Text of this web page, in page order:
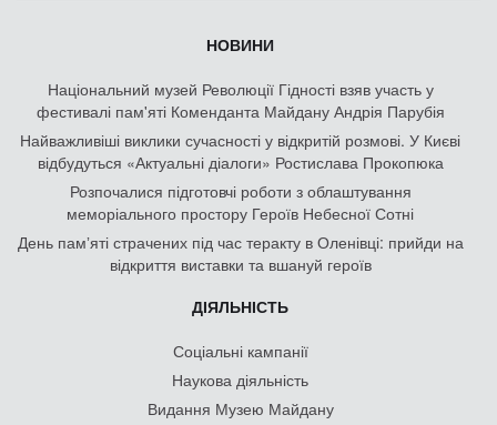
НОВИНИ
Національний музей Революції Гідності взяв участь у
фестивалі пам'яті Коменданта Майдану Андрія Парубія
Найважливіші виклики сучасності у відкритій розмові. У Києві
відбудуться «Актуальні діалоги» Ростислава Прокопюка
Розпочалися підготовчі роботи з облаштування
меморіального простору Героїв Небесної Сотні
День памʼяті страчених під час теракту в Оленівці: прийди на
відкриття виставки та вшануй героїв
ДІЯЛЬНІСТЬ
Соціальні кампанії
Наукова діяльність
Видання Музею Майдану